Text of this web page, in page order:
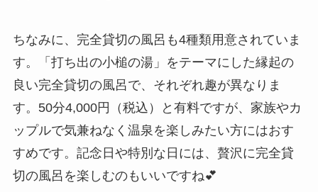
ちなみに、完全貸切の風呂も4種類用意されていま
す。「打ち出の小槌の湯」をテーマにした縁起の
良い完全貸切の風呂で、それぞれ趣が異なりま
す。50分4,000円（税込）と有料ですが、家族やカ
ップルで気兼ねなく温泉を楽しみたい方にはおす
すめです。記念日や特別な日には、贅沢に完全貸
切の風呂を楽しむのもいいですね💕